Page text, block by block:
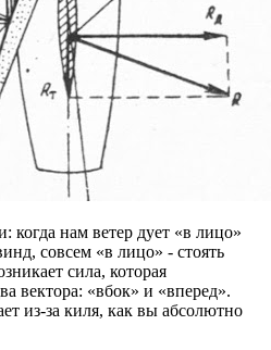
нам ветер дует «в лицо»
совсем «в лицо» - стоять
сила, которая
вектора: «вбок» и «вперед».
из-за киля, как вы абсолютно